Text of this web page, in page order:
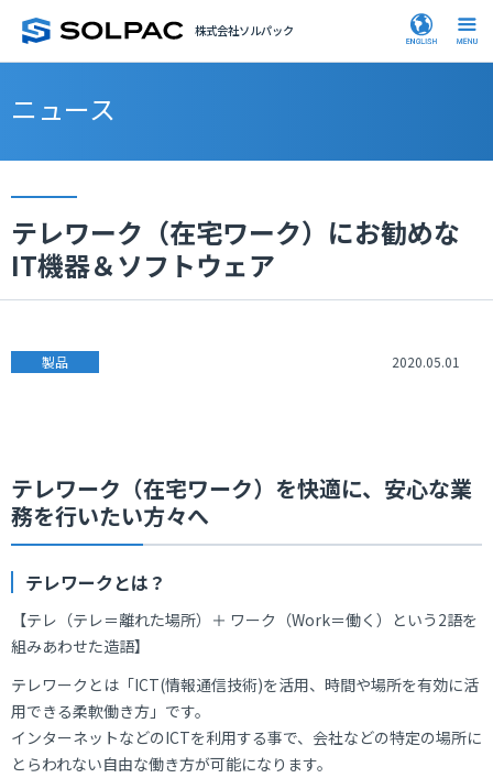
株式会社ソルパック
ニュース
テレワーク（在宅ワーク）にお勧めな
IT機器＆ソフトウェア
製品 2020.05.01
テレワーク（在宅ワーク）を快適に、安心な業
務を行いたい方々へ
テレワークとは？
【テレ（テレ＝離れた場所）＋ ワーク（Work＝働く）という2語を
組みあわせた造語】
テレワークとは「ICT(情報通信技術)を活用、時間や場所を有効に活
用できる柔軟働き方」です。
インターネットなどのICTを利用する事で、会社などの特定の場所に
とらわれない自由な働き方が可能になります。